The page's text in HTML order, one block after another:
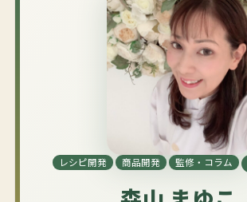
レシピ開発 商品開発 監修・コラム